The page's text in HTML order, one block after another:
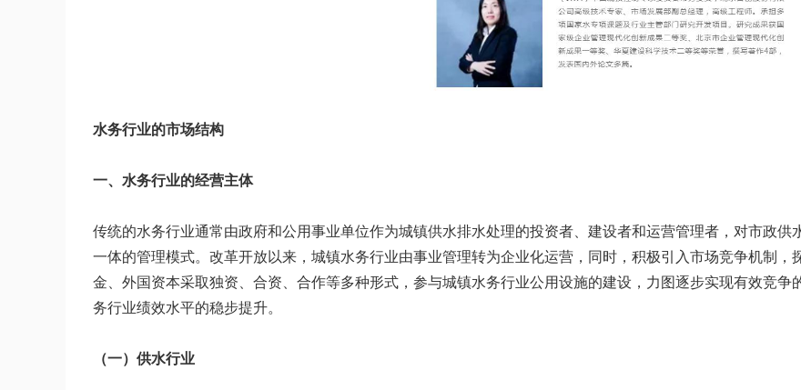
水务行业的市场结构
一、水务行业的经营主体
传统的水务行业通常由政府和公用事业单位作为城镇供水排水处理的投资者、建设者和运营管理者，对市政
一体的管理模式。改革开放以来，城镇水务行业由事业管理转为企业化运营，同时，积极引入市场竞争机制
金、外国资本采取独资、合资、合作等多种形式，参与城镇水务行业公用设施的建设，力图逐步实现有效竞
务行业绩效水平的稳步提升。
（一）供水行业